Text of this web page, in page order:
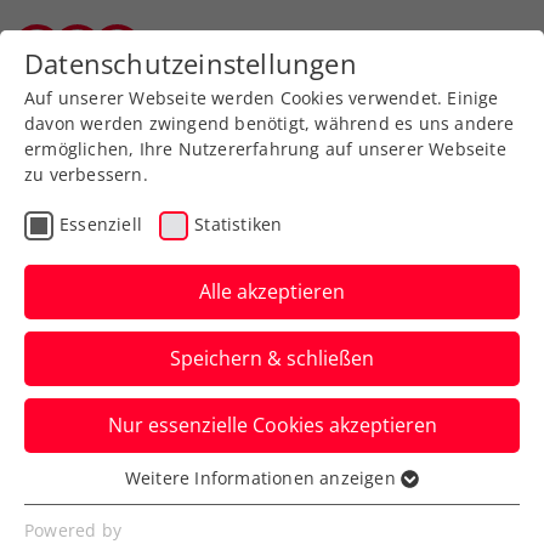
Zurück zur Newsübersicht
Turniere
French Open: Starke
Grabher feiert 1. Sieg in
Grand-Slam-
Hauptbewerb
Das ÖTV-Aushängeschild erarbeitet sich
hiermit ein Zweitrundenduell mit
Vorjahresfinalistin Coco Gauff.
Datenschutzeinstellungen
Auf unserer Webseite werden Cookies verwendet. Einige
davon werden zwingend benötigt, während es uns andere
ermöglichen, Ihre Nutzererfahrung auf unserer Webseite
zu verbessern.
Essenziell Statistiken
Alle akzeptieren
Speichern & schließen
Nur essenzielle Cookies akzeptieren
Essenziell
Essenzielle Cookies werden für grundlegende
Weitere Informationen anzeigen
Powered by